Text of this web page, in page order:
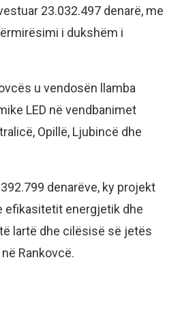
23.032.497 denarë, me
i dukshëm i
u vendosën llamba
LED në vendbanimet
Opillë, Ljubincë dhe
denarëve, ky projekt
efikasitetit energjetik dhe
lartë dhe cilësisë së jetës
Rankovcë.